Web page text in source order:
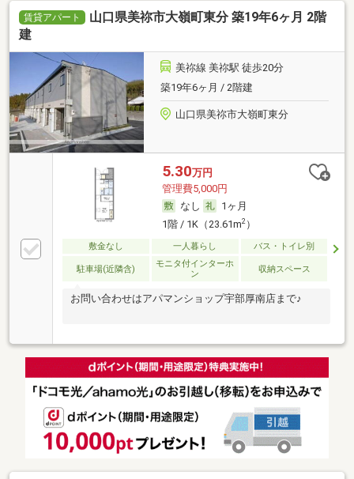
賃貸アパート
山口県美祢市大嶺町東分 築19年6ヶ月 2階
建
美祢線 美祢駅 徒歩20分
築19年6ヶ月 / 2階建
山口県美祢市大嶺町東分
5.30万円
管理費5,000円
なし
1ヶ月
1階 / 1K（23.61m2）
敷金なし 一人暮らし バス・トイレ別
駐車場(近隣含)
モニタ付インターホ
ン
収納スペース
お問い合わせはアパマンショップ宇部厚南店まで♪